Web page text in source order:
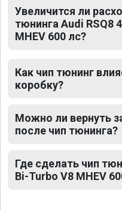
Увеличится ли
тюнинга Audi RSQ8
MHEV 600 лс?
Как чип тюнинг
коробку?
Можно ли вернуть
после чип тюнинга?
Где сделать чип
Bi-Turbo V8 MHEV